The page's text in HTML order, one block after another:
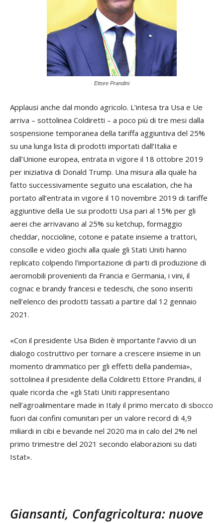
Ettore Prandini
Applausi anche dal mondo agricolo. L’intesa tra Usa e Ue
arriva – sottolinea Coldiretti – a poco più di tre mesi dalla
sospensione temporanea della tariffa aggiuntiva del 25%
su una lunga lista di prodotti importati dall’Italia e
dall’Unione europea, entrata in vigore il 18 ottobre 2019
per iniziativa di Donald Trump. Una misura alla quale ha
fatto successivamente seguito una escalation, che ha
portato all’entrata in vigore il 10 novembre 2019 di tariffe
aggiuntive della Ue sui prodotti Usa pari al 15% per gli
aerei che arrivavano al 25% su ketchup, formaggio
cheddar, noccioline, cotone e patate insieme a trattori,
consolle e video giochi alla quale gli Stati Uniti hanno
replicato colpendo l’importazione di parti di produzione di
aeromobili provenienti da Francia e Germania, i vini, il
cognac e brandy francesi e tedeschi, che sono inseriti
nell’elenco dei prodotti tassati a partire dal 12 gennaio
2021.
«Con il presidente Usa Biden è importante l’avvio di un
dialogo costruttivo per tornare a crescere insieme in un
momento drammatico per gli effetti della pandemia»,
sottolinea il presidente della Coldiretti Ettore Prandini, il
quale ricorda che «gli Stati Uniti rappresentano
nell’agroalimentare made in Italy il primo mercato di sbocco
fuori dai confini comunitari per un valore record di 4,9
miliardi in cibi e bevande nel 2020 ma in calo del 2% nel
primo trimestre del 2021 secondo elaborazioni su dati
Istat».
Giansanti, Confagricoltura: nuove